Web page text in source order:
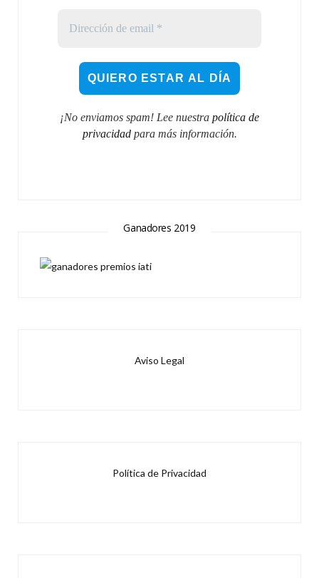
¡No enviamos spam! Lee nuestra política de
privacidadpara más información.
Ganadores 2019
Aviso Legal
Política de Privacidad